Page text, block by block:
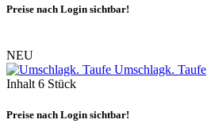
Preise nach Login sichtbar!
NEU
Umschlagk. Taufe
Inhalt 6 Stück
Preise nach Login sichtbar!